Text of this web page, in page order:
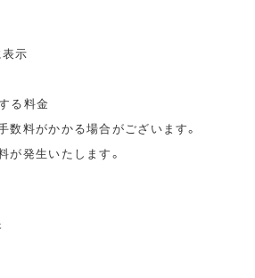
示
る料金
数料がかかる場合がございます。
が発生いたします。